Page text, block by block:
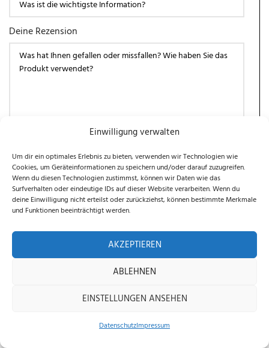
Einwilligung verwalten
Um dir ein optimales Erlebnis zu bieten, verwenden wir Technologien wie
Cookies, um Geräteinformationen zu speichern und/oder darauf zuzugreifen.
Wenn du diesen Technologien zustimmst, können wir Daten wie das
Surfverhalten oder eindeutige IDs auf dieser Website verarbeiten. Wenn du
deine Einwilligung nicht erteilst oder zurückziehst, können bestimmte Merkmale
und Funktionen beeinträchtigt werden.
AKZEPTIEREN
ABLEHNEN
EINSTELLUNGEN ANSEHEN
DatenschutzImpressum
Deine Rezension
Ihr Name
Alle Bewertungen lesen
erste Bewertung!